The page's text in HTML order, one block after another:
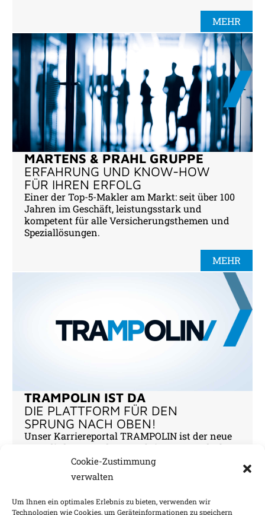
Cookie-Zustimmung
verwalten
Um Ihnen ein optimales Erlebnis zu bieten, verwenden wir
Technologien wie Cookies, um Geräteinformationen zu speichern
MEHR
MARTENS & PRAHL GRUPPE
ERFAHRUNG UND KNOW-HOW
FÜR IHREN ERFOLG
Einer der Top-5-Makler am Markt: seit über 100
Jahren im Geschäft, leistungsstark und
kompetent für alle Versicherungsthemen und
Speziallösungen.
MEHR
TRAMPOLIN IST DA
DIE PLATTFORM FÜR DEN
SPRUNG NACH OBEN!
Unser Karriereportal TRAMPOLIN ist der neue
Weg, die besten Job-Perspektiven zu entdecken.
Natürlich bei MARTENS & PRAHL. Aktuelle
Stellenangebote, Informationen zu Aus- &
Weiterbildung und mehr.
MEHR